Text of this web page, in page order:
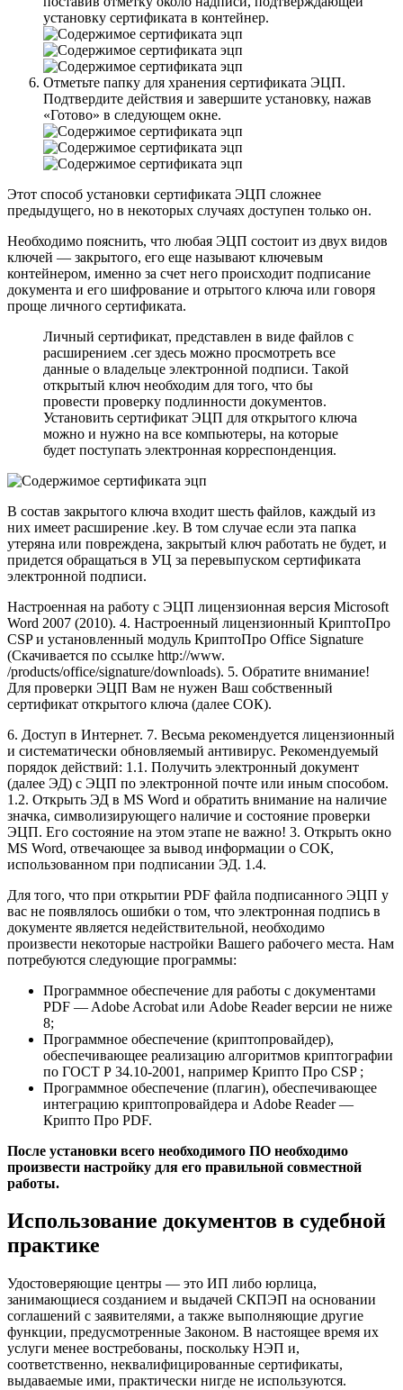
установку сертификата в контейнер.
Отметьте папку для хранения сертификата ЭЦП.
Подтвердите действия и завершите установку, нажав
«Готово» в следующем окне.
Этот способ установки сертификата ЭЦП сложнее
предыдущего, но в некоторых случаях доступен только он.
Необходимо пояснить, что любая ЭЦП состоит из двух видов
ключей — закрытого, его еще называют ключевым
контейнером, именно за счет него происходит подписание
документа и его шифрование и отрытого ключа или говоря
проще личного сертификата.
Личный сертификат, представлен в виде файлов с
расширением .cer здесь можно просмотреть все
данные о владельце электронной подписи. Такой
открытый ключ необходим для того, что бы
провести проверку подлинности документов.
Установить сертификат ЭЦП для открытого ключа
можно и нужно на все компьютеры, на которые
будет поступать электронная корреспонденция.
В состав закрытого ключа входит шесть файлов, каждый из
них имеет расширение .key. В том случае если эта папка
утеряна или повреждена, закрытый ключ работать не будет, и
придется обращаться в УЦ за перевыпуском сертификата
электронной подписи.
Настроенная на работу с ЭЦП лицензионная версия Microsoft
Word 2007 (2010). 4. Настроенный лицензионный КриптоПро
CSP и установленный модуль КриптоПро Office Signature
(Скачивается по ссылке http://www.
/products/office/signature/downloads). 5. Обратите внимание!
Для проверки ЭЦП Вам не нужен Ваш собственный
сертификат открытого ключа (далее СОК).
6. Доступ в Интернет. 7. Весьма рекомендуется лицензионный
и систематически обновляемый антивирус. Рекомендуемый
порядок действий: 1.1. Получить электронный документ
(далее ЭД) с ЭЦП по электронной почте или иным способом.
1.2. Открыть ЭД в MS Word и обратить внимание на наличие
значка, символизирующего наличие и состояние проверки
ЭЦП. Его состояние на этом этапе не важно! 3. Открыть окно
MS Word, отвечающее за вывод информации о СОК,
использованном при подписании ЭД. 1.4.
Для того, что при открытии PDF файла подписанного ЭЦП у
вас не появлялось ошибки о том, что электронная подпись в
документе является недействительной, необходимо
произвести некоторые настройки Вашего рабочего места. Нам
потребуются следующие программы:
Программное обеспечение для работы с документами
PDF — Adobe Acrobat или Adobe Reader версии не ниже
8;
Программное обеспечение (криптопровайдер),
обеспечивающее реализацию алгоритмов криптографии
по ГОСТ Р 34.10-2001, например Крипто Про CSP ;
Программное обеспечение (плагин), обеспечивающее
интеграцию криптопровайдера и Adobe Reader —
Крипто Про PDF.
После установки всего необходимого ПО необходимо
произвести настройку для его правильной совместной
работы.
Использование документов в судебной
практике
Удостоверяющие центры — это ИП либо юрлица,
занимающиеся созданием и выдачей СКПЭП на основании
соглашений с заявителями, а также выполняющие другие
функции, предусмотренные Законом. В настоящее время их
услуги менее востребованы, поскольку НЭП и,
соответственно, неквалифицированные сертификаты,
выдаваемые ими, практически нигде не используются.